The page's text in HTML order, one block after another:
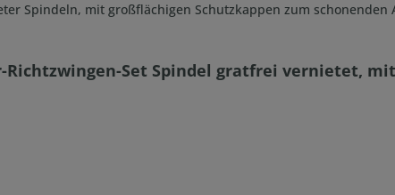
Spindeln, mit großflächigen Schutzkappen zum schonenden
Set Spindel gratfrei vernietet,